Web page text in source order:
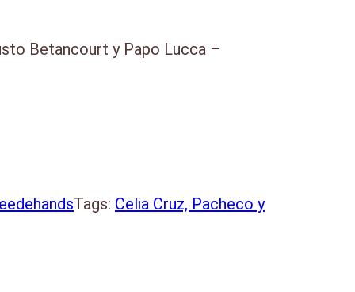
Betancourt y Papo Lucca –
Tags: Celia Cruz, Pacheco y